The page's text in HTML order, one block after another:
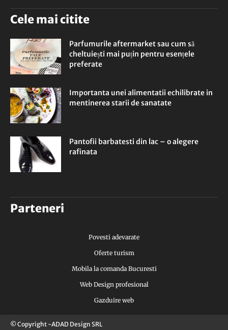
Cele mai citite
Parfumurile aftermarket sau cum să
cheltuiești mai puțin pentru esențele
preferate
Importanta unei alimentatii echilibrate in
mentinerea starii de sanatate
Pantofii barbatesti din lac – o alegere
rafinata
Parteneri
Povesti adevarate
Oferte turism
Mobila la comanda Bucuresti
Web Design profesional
Gazduire web
© Copyright -ADAD Design SRL